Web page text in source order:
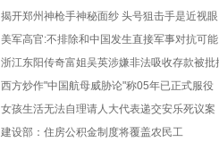
揭开郑州神枪手神秘面纱 头号狙击手是近视眼
美军高官:不排除和中国发生直接军事对抗可能
浙江东阳传奇富姐吴英涉嫌非法吸收存款被批
西方炒作"中国航母威胁论"称05年已正式服役
女孩生活无法自理请人大代表递交安乐死议案
建设部：住房公积金制度将覆盖农民工